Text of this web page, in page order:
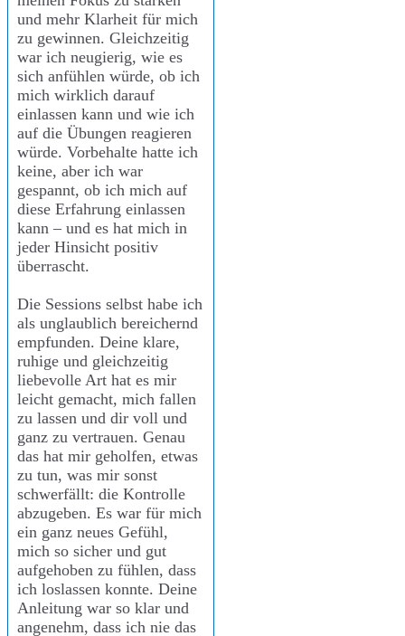
und mehr Klarheit für mich
zu gewinnen. Gleichzeitig
war ich neugierig, wie es
sich anfühlen würde, ob ich
mich wirklich darauf
einlassen kann und wie ich
auf die Übungen reagieren
würde. Vorbehalte hatte ich
keine, aber ich war
gespannt, ob ich mich auf
diese Erfahrung einlassen
kann – und es hat mich in
jeder Hinsicht positiv
überrascht.
Die Sessions selbst habe ich
als unglaublich bereichernd
empfunden. Deine klare,
ruhige und gleichzeitig
liebevolle Art hat es mir
leicht gemacht, mich fallen
zu lassen und dir voll und
ganz zu vertrauen. Genau
das hat mir geholfen, etwas
zu tun, was mir sonst
schwerfällt: die Kontrolle
abzugeben. Es war für mich
ein ganz neues Gefühl,
mich so sicher und gut
aufgehoben zu fühlen, dass
ich loslassen konnte. Deine
Anleitung war so klar und
angenehm, dass ich nie das